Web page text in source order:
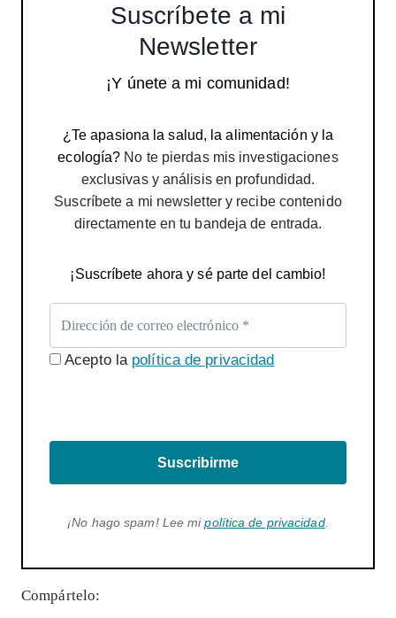
Suscríbete a mi
Newsletter
¡Y únete a mi comunidad!
¿Te apasiona la salud, la alimentación y la
ecología? No te pierdas mis investigaciones
exclusivas y análisis en profundidad.
Suscríbete a mi newsletter y recibe contenido
directamente en tu bandeja de entrada.
¡Suscríbete ahora y sé parte del cambio!
Acepto la política de privacidad
Suscribirme
¡No hago spam! Lee mipolítica de privacidad.
Compártelo: